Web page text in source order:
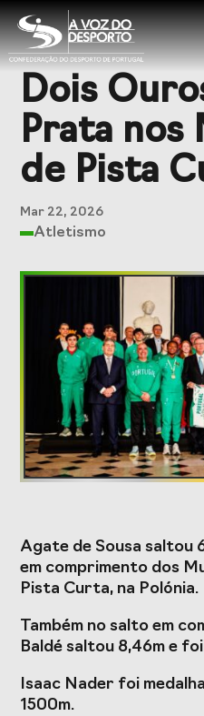
Sobre a CDP
Visão e Missão
Nacionais
Serviços
Balcão das
Federações
Formação
O Valor do
Desporto
Português, o seu
(1996-2024) e o seu
futuro
Projetos Europeus
Dois
Prata nos
de Pista
Mar 22, 2026
Atletismo
Agate de Sousa saltou
em comprimento dos
Pista Curta, na Polónia.
Também no salto em
Baldé saltou 8,46m e
Isaac Nader foi
1500m.